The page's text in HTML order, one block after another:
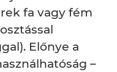
fa vagy fém
Előnye a
–